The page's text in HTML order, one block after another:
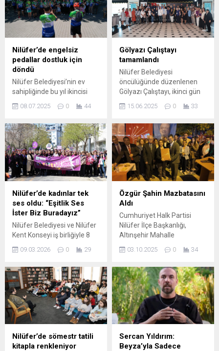
Nilüfer’de engelsiz
pedallar dostluk için
döndü
Nilüfer Belediyesi’nin ev
sahipliğinde bu yıl ikincisi
düzenlenen Bursa Eşpedal
Festivali, 9 farklı şehirden
bisikletçiyi bir araya getirdi.
Beş gün süren festivalde
katılımcılar, tandem
bisikletlerle Mysia Yolları’nın
tarihi rotalarında pedal
çevirerek unutulmaz anlar
yaşadı. Nilüfer Belediyesi, 2
– 6 Temmuz tarihleri
arasında Eşpedal Derneği
08.07.2025 0 44
Gölyazı Çalıştayı
tamamlandı
Nilüfer Belediyesi
öncülüğünde düzenlenen
Gölyazı Çalıştayı, ikinci gün
programının ardından
tamamlandı. Tarihi yerleşim
ve yapılacaklar konusunda
yol haritası belirlemek
amacıyla düzenlenen
çalıştayın ikinci gününde
ortak akıl çalışmaları yapıldı.
Bursa’nın tarihi
yerleşimlerinden olan
Gölyazı’nın geleceğini
düzenlenen Gölyazı
Çalıştayı, ikinci gün
programının ardından sona
erdi. Nilüfer Belediyesi’nin...
15.06.2025 0 33
Nilüfer’de kadınlar tek
ses oldu: “Eşitlik Ses
İster Biz Buradayız”
Nilüfer Belediyesi ve Nilüfer
Kent Konseyi iş birliğiyle 8
kapsamında düzenlenen
kadınlar, eşitlik, barış ve
adalet taleplerini dile getirdi.
Nilüfer Belediyesi ve Nilüfer
Kent Konseyi, 8 Mart Dünya
Kadınlar Günü’nde geniş
katılımlı bir yürüyüş ve basın
açıklaması düzenledi. “Eşitlik
Ses İster, Biz...
09.03.2026 0 29
Özgür Şahin Mazbatasını
Aldı
Cumhuriyet Halk Partisi
Nilüfer İlçe Başkanlığı,
Altınşehir Mahalle
mazbata töreniyle birlik ve
Nilüfer İlçe Başkanı Özgür
Şahin’in öncülüğünde
gerçekleşen törene partililer
yoğun ilgi gösterdi. Törene
ev sahipliği yapan Altınşehir
Mahalle Temsilcisi Ali
Akkuyu’ya teşekkür eden
Şahin, “Katılımlarıyla
03.10.2025 0 34
Nilüfer’de sömestr tatili
kitapla renkleniyor
Sercan Yıldırım:
Beyza’yla Sadece